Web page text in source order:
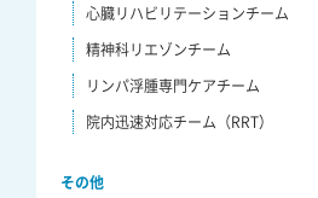
心臓リハビリテーションチーム
精神科リエゾンチーム
リンパ浮腫専門ケアチーム
院内迅速対応チーム（RRT）
その他